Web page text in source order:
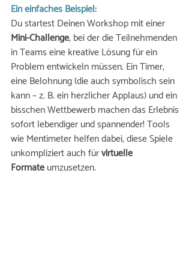
Ein einfaches Beispiel:
Du startest Deinen Workshop mit einer
Mini-Challenge, bei der die Teilnehmenden
in Teams eine kreative Lösung für ein
Problem entwickeln müssen. Ein Timer,
eine Belohnung (die auch symbolisch sein
kann – z. B. ein herzlicher Applaus) und ein
bisschen Wettbewerb machen das Erlebnis
sofort lebendiger und spannender! Tools
wie Mentimeter helfen dabei, diese Spiele
unkompliziert auch für virtuelle
Formate umzusetzen.